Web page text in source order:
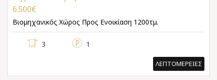
6.500€
Βιομηχανικός Χώρος Προς Ενοικίαση 1200τμ.
3 1
ΛΕΠΤΟΜΕΡΕΙΕΣ